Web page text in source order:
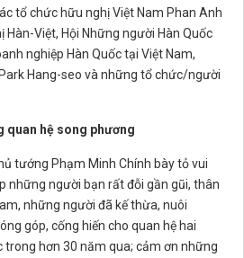
tổ chức hữu nghị Việt Nam Phan Anh
Hàn-Việt, Hội Những người Hàn Quốc
nghiệp Hàn Quốc tại Việt Nam,
Hang-seo và những tổ chức/người
quan hệ song phương
tướng Phạm Minh Chính bày tỏ vui
những người bạn rất đỗi gần gũi, thân
những người đã kế thừa, nuôi
góp, cống hiến cho quan hệ hai
trong hơn 30 năm qua; cảm ơn những